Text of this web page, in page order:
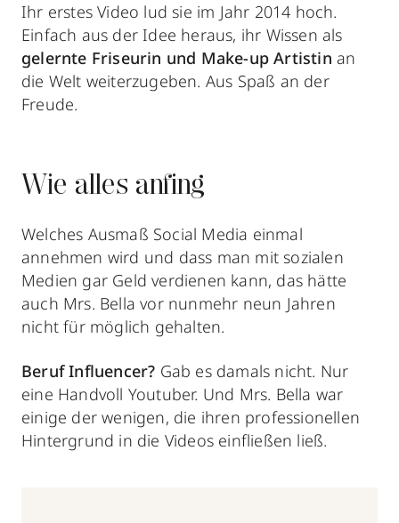
Ihr erstes Video lud sie im Jahr 2014 hoch.
Einfach aus der Idee heraus, ihr Wissen als
gelernte Friseurin und Make-up Artistin an
die Welt weiterzugeben. Aus Spaß an der
Freude.
Wie alles anfing
Welches Ausmaß Social Media einmal
annehmen wird und dass man mit sozialen
Medien gar Geld verdienen kann, das hätte
auch Mrs. Bella vor nunmehr neun Jahren
nicht für möglich gehalten.
Beruf Influencer? Gab es damals nicht. Nur
eine Handvoll Youtuber. Und Mrs. Bella war
einige der wenigen, die ihren professionellen
Hintergrund in die Videos einfließen ließ.